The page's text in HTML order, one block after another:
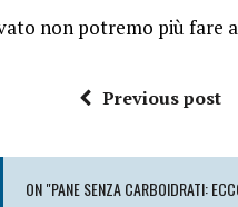
non potremo più fare
Previous post
ON "PANE SENZA CARBOIDRATI: